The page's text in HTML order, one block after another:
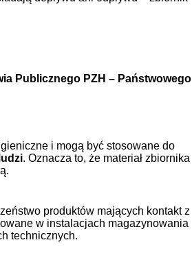
Publicznego PZH – Państwowego
i mogą być stosowane do
. Oznacza to, że materiał zbiornika
produktów mających kontakt z
w instalacjach magazynowania
technicznych.